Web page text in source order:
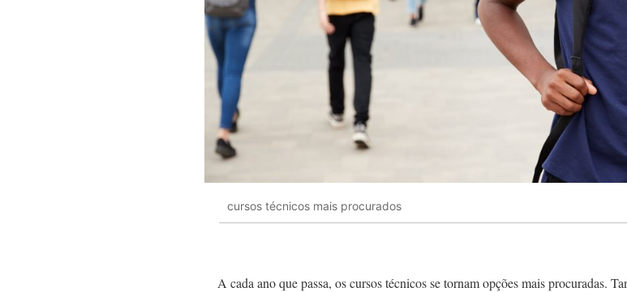
cursos técnicos mais procurados
A cada ano que passa, os cursos técnicos se tornam opções mais procuradas.